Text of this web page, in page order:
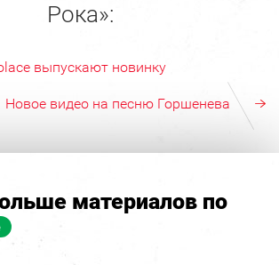
Рока»:
выпускают новинку
Новое видео на песню Горшенева
материалов по